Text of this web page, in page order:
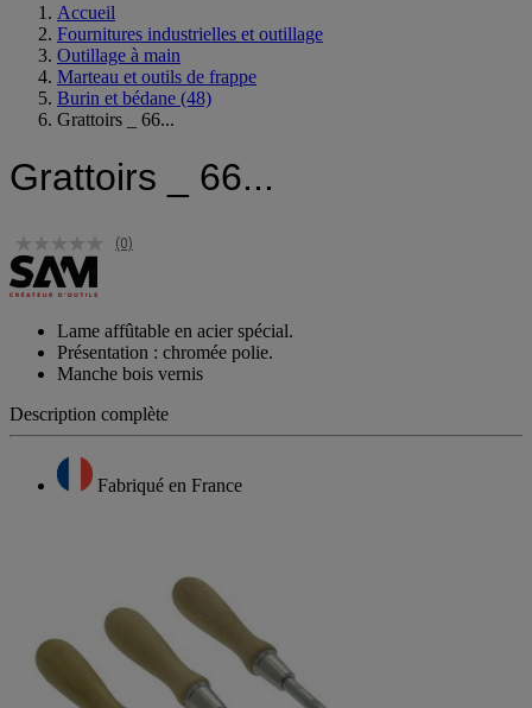
Accueil
Fournitures industrielles et outillage
Outillage à main
Marteau et outils de frappe
Burin et bédane (48)
Grattoirs _ 66...
Grattoirs _ 66...
(0)
Lame affûtable en acier spécial.
Présentation : chromée polie.
Manche bois vernis
Description complète
Fabriqué en France